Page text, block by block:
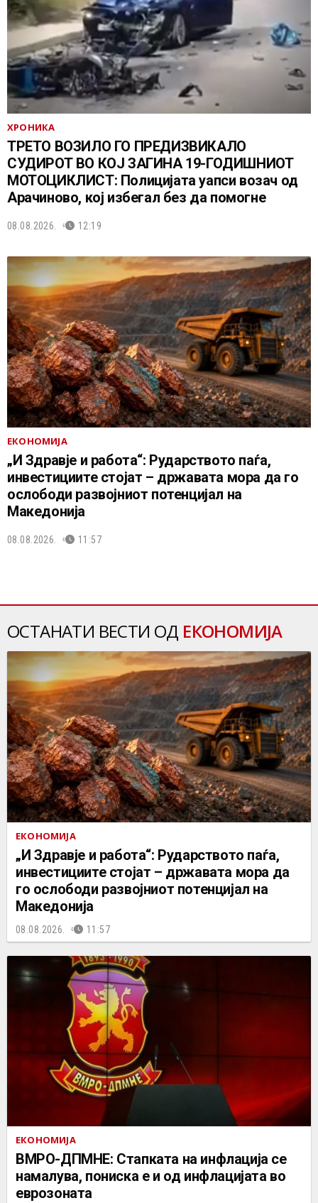
ХРОНИКА
ТРЕТО ВОЗИЛО ГО ПРЕДИЗВИКАЛО
СУДИРОТ ВО КОЈ ЗАГИНА 19-ГОДИШНИОТ
МОТОЦИКЛИСТ: Полицијата уапси возач од
Арачиново, кој избегал без да помогне
08.08.2026. 12:19
ЕКОНОМИЈА
„И Здравје и работа“: Рударството паѓа,
инвестициите стојат – државата мора да го
ослободи развојниот потенцијал на
Македонија
08.08.2026. 11:57
ОСТАНАТИ ВЕСТИ ОД ЕКОНОМИЈА
ЕКОНОМИЈА
„И Здравје и работа“: Рударството паѓа,
инвестициите стојат – државата мора да
го ослободи развојниот потенцијал на
Македонија
08.08.2026. 11:57
ЕКОНОМИЈА
ВМРО-ДПМНЕ: Стапката на инфлација се
намалува, пониска е и од инфлацијата во
еврозоната